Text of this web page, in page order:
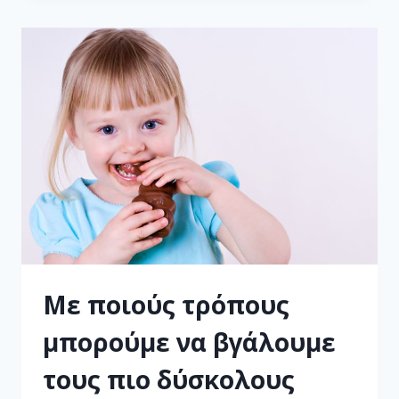
Με ποιούς τρόπους
μπορούμε να βγάλουμε
τους πιο δύσκολους